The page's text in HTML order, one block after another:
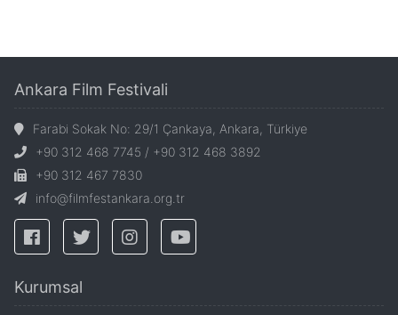
Ankara Film Festivali
Farabi Sokak No: 29/1 Çankaya, Ankara, Türkiye
+90 312 468 7745 / +90 312 468 3892
+90 312 467 7830
info@filmfestankara.org.tr
Kurumsal